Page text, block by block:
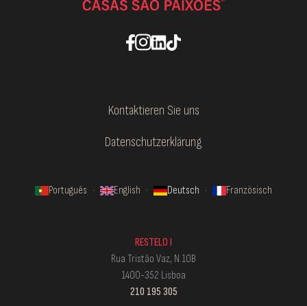
Kontaktieren Sie uns
Datenschutzerklärung
Português · English · Deutsch · Französisch
RESTELO I
Rua Tristão Vaz, N.10B
1400-352 Lisboa
210 195 305